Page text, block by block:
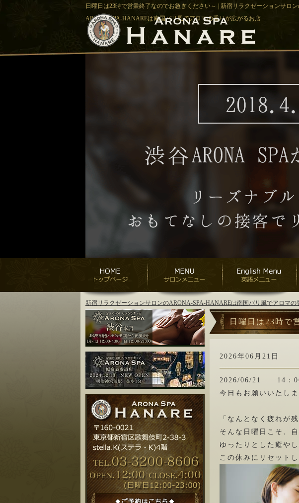
日曜日は23時で営業終了なのでお急ぎください～ | 新宿リラクゼーションサ
ARONA-SPA-HANAREは南国バリ風でアロマの香りが広がるお店
新宿リラクゼーションサロンのARONA-SPA-HANAREは南国バリ風でアロマの
日曜日は23時で
2026年06月21日
2026/06/21 14：
今日もお願いいたし
「なんとなく疲れが
そんな日曜日こそ、
ゆったりとした癒や
この休みにリセットし